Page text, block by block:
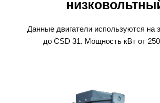
Данные двигатели используются на
до CSD 31. Мощность кВт от